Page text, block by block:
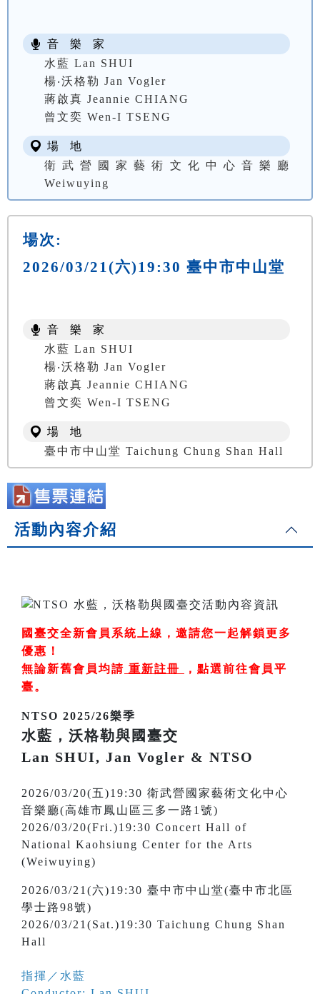
音 樂 家
水藍 Lan SHUI
楊‧沃格勒 Jan Vogler
蔣啟真 Jeannie CHIANG
曾文奕 Wen-I TSENG
場 地
衛武營國家藝術文化中心音樂廳
Weiwuying
場次:
2026/03/21(六)19:30 臺中市中山堂
音 樂 家
水藍 Lan SHUI
楊‧沃格勒 Jan Vogler
蔣啟真 Jeannie CHIANG
曾文奕 Wen-I TSENG
場 地
臺中市中山堂 Taichung Chung Shan Hall
活動內容介紹
國臺交全新會員系統上線，邀請您一起解鎖更多
優惠！
無論新舊會員均請 重新註冊 ， 點選前往會員平
臺。
NTSO 2025/26樂季
水藍，沃格勒與國臺交
Lan SHUI, Jan Vogler & NTSO
2026/03/20(五)19:30 衛武營國家藝術文化中心
音樂廳(高雄市鳳山區三多一路1號)
2026/03/20(Fri.)19:30 Concert Hall of
National Kaohsiung Center for the Arts
(Weiwuying)
2026/03/21(六)19:30 臺中市中山堂(臺中市北區
學士路98號)
2026/03/21(Sat.)19:30 Taichung Chung Shan
Hall
指揮／水藍